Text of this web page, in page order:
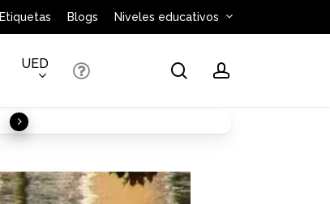
Etiquetas Blogs Niveles educativos
UED searchaccount